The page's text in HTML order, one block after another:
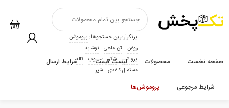
پرتکرارترین جستجوها: پروموشن
روغن
تن ماهی
نوشابه
پرو شیر
شکر سیروپ
کاله
دستمال کاغذی
شیر
صفحه نخست محصولات لیست قیمت شرایط ارسال
شرایط مرجوعی پروموشن‌ها